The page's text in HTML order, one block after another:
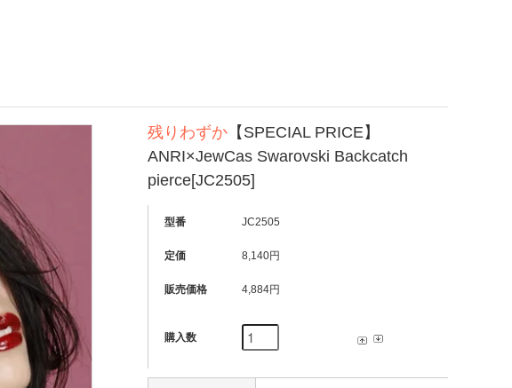
残りわずか【SPECIAL PRICE】
ANRI×JewCas Swarovski Backcatch
pierce[JC2505]
型番 JC2505
定価 8,140円
販売価格 4,884円
購入数